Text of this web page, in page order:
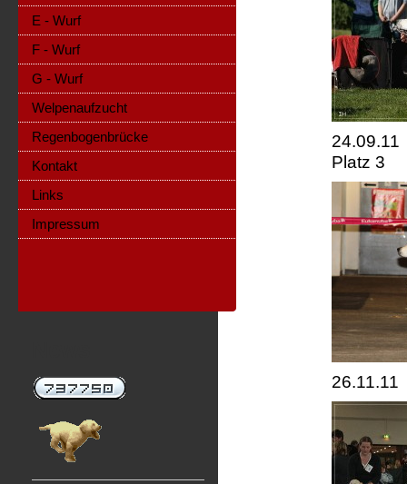
Platz 3
E - Wurf
F - Wurf
G - Wurf
Welpenaufzucht
Regenbogenbrücke
Kontakt
Links
Impressum